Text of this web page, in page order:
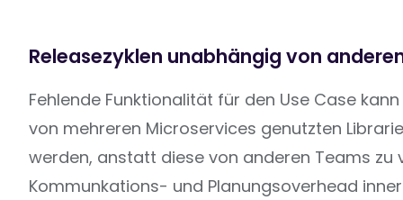
Releasezyklen unabhängig von
Fehlende Funktionalität für den Use Case
von mehreren Microservices genutzten
werden, anstatt diese von anderen Teams zu
Kommunkations- und Planungsoverhead